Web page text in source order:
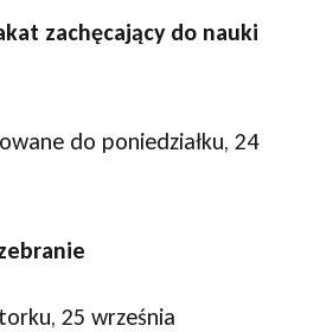
zachęcający do nauki
do poniedziałku, 24
25 września